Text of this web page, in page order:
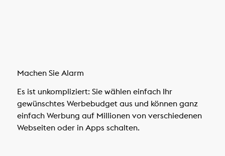
Machen Sie Alarm
Es ist unkompliziert: Sie wählen einfach Ihr
gewünschtes Werbebudget aus und können ganz
einfach Werbung auf Millionen von verschiedenen
Webseiten oder in Apps schalten.